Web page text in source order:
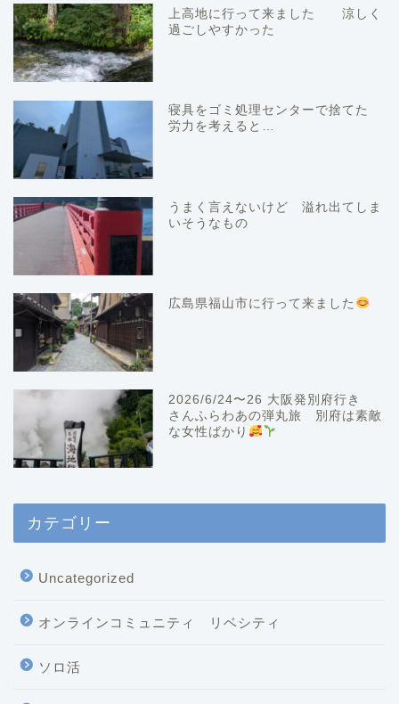
上高地に行って来ました 涼しく
過ごしやすかった
寝具をゴミ処理センターで捨てた
労力を考えると…
うまく言えないけど 溢れ出てしま
いそうなもの
広島県福山市に行って来ました
2026/6/24〜26 大阪発別府行き
さんふらわあの弾丸旅 別府は素敵
な女性ばかり
カテゴリー
Uncategorized
オンラインコミュニティ リベシティ
ソロ活